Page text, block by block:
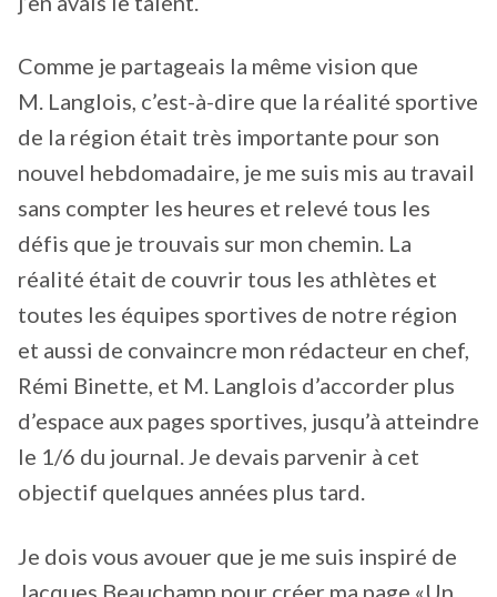
Comme je partageais la même vision que
M. Langlois, c’est-à-dire que la réalité sportive
de la région était très importante pour son
nouvel hebdomadaire, je me suis mis au travail
sans compter les heures et relevé tous les
défis que je trouvais sur mon chemin. La
réalité était de couvrir tous les athlètes et
toutes les équipes sportives de notre région
et aussi de convaincre mon rédacteur en chef,
Rémi Binette, et M. Langlois d’accorder plus
d’espace aux pages sportives, jusqu’à atteindre
le 1/6 du journal. Je devais parvenir à cet
objectif quelques années plus tard.
Je dois vous avouer que je me suis inspiré de
Jacques Beauchamp pour créer ma page «Un